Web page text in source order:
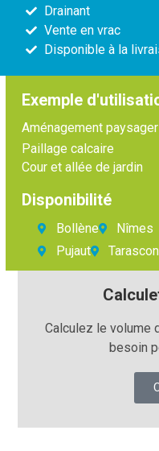
Drainant
Vente en vrac
Disponible à la
Exemple
Aménagement paysager
Paillage calcaire
Cour et allée de jardin
Disponibilité
Bollène
Nîmes
Pujaut
Tarascon
Calculez le volume
besoin